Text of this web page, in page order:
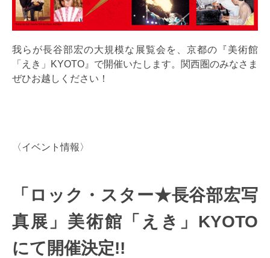
我らが長谷部宏の大規模な展覧会を、京都の『美術館
「えき」KYOTO』で開催いたします。関西圏のみなさま
ぜひお越しください！
〈イベント情報〉
「ロック・スター★長谷部宏写
真展」美術館「えき」KYOTO
にて開催決定!!